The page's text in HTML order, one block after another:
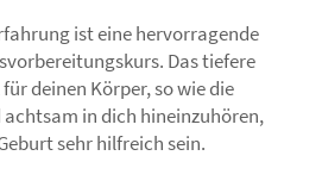
ist eine hervorragende
Das tiefere
deinen Körper, so wie die
in dich hineinzuhören,
sehr hilfreich sein.